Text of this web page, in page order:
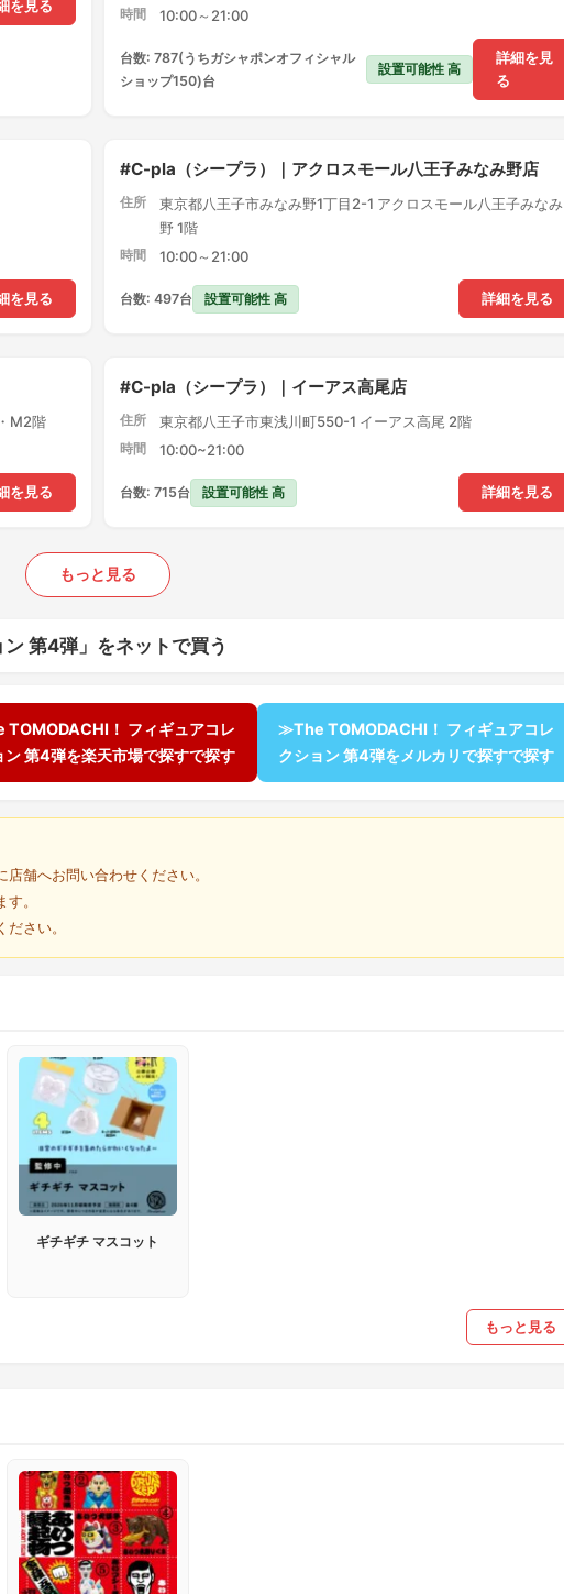
を見る 時間 10:00～21:00
詳細を見
る
台数: 787(うちガシャポンオフィシャル
ショップ150)台
設置可能性 高
を見る
#C-pla（シープラ）｜アクロスモール八王子みなみ野店
住所
東京都八王子市みなみ野1丁目2-1 アクロスモール八王子みなみ
野 1階
時間 10:00～21:00
詳細を見る
台数: 497台 設置可能性 高
M2階
を見る
#C-pla（シープラ）｜イーアス高尾店
住所 東京都八王子市東浅川町550-1 イーアス高尾 2階
時間 10:00~21:00
詳細を見る
台数: 715台 設置可能性 高
もっと見る
第4弾」をネットで買う
！ フィギュアコレ
ン 第4弾を楽天市場で探すで探す
≫The TOMODACHI！ フィギュアコレ
クション 第4弾をメルカリで探すで探す
舗へお問い合わせください。
。
ださい。
ギチギチ マスコット
もっと見る